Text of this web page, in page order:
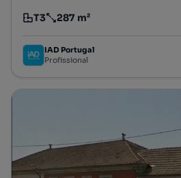
Tipologia
T3
Preço por metro quadrado
287 m²
IAD Portugal
Profissional